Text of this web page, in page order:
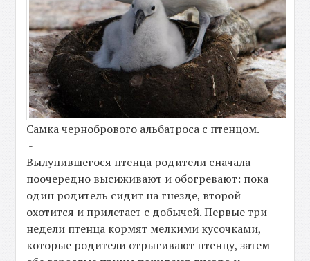
Самка чернобрового альбатроса с птенцом.
-
Вылупившегося птенца родители сначала
поочередно высиживают и обогревают: пока
один родитель сидит на гнезде, второй
охотится и прилетает с добычей. Первые три
недели птенца кормят мелкими кусочками,
которые родители отрыгивают птенцу, затем